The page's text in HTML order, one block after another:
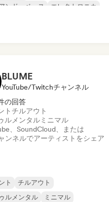
ンド・ベース
エレクトロニカ
BLUME
YouTube/Twitchチャンネル
の回答
ト チルアウト
ルメンタルミニマル
、SoundCloud、または
ンネルでアーティストをシェア
ト
チルアウト
ルメンタル
ミニマル